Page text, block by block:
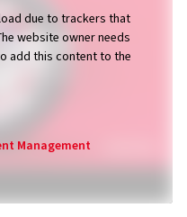
due to trackers that
website owner needs
add this content to the
Management